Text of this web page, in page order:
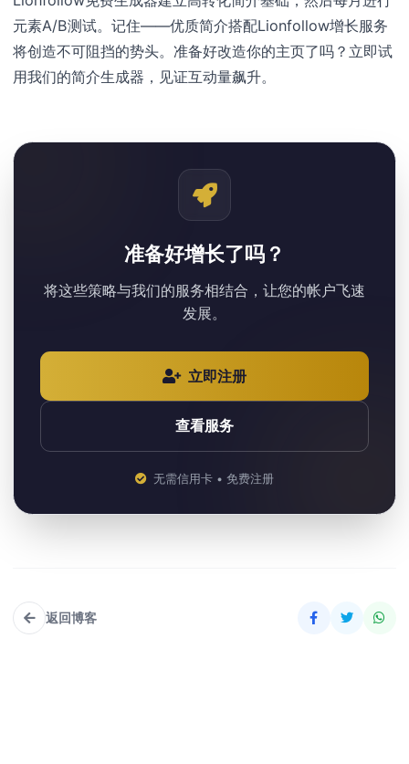
元素A/B测试。记住——优质简介搭配Lionfollow增长服务
将创造不可阻挡的势头。准备好改造你的主页了吗？立即试
用我们的简介生成器，见证互动量飙升。
准备好增长了吗？
将这些策略与我们的服务相结合，让您的帐户飞速
发展。
立即注册
查看服务
无需信用卡 • 免费注册
返回博客